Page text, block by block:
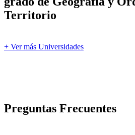
Territorio
+ Ver más Universidades
Preguntas Frecuentes